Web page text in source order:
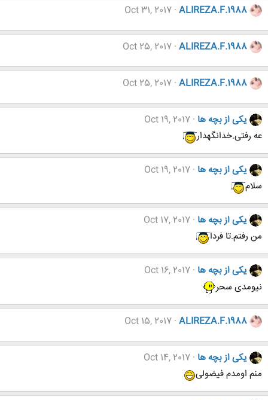
ALIREZA.F.1988
Oct 31, 2017
ALIREZA.F.1988
Oct 25, 2017
ALIREZA.F.1988
Oct 25, 2017
یکی از بچه ها Oct 19, 2017
عه رفتی.خدانگهدار
یکی از بچه ها Oct 19, 2017
سلام
یکی از بچه ها Oct 17, 2017
من رفتم.تا فردا
یکی از بچه ها Oct 16, 2017
نیومدی سحر
ALIREZA.F.1988
Oct 15, 2017
یکی از بچه ها Oct 14, 2017
منم اومدم فیضولی